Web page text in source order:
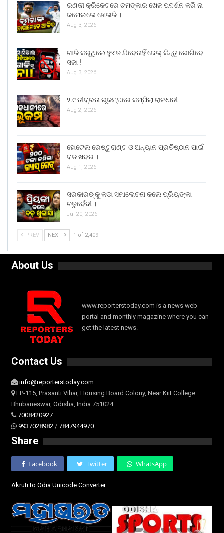
ରଣଜୀ କ୍ରିକେଟରେ ଚମତ୍କାର ଖେଳ ପଦର୍ଶନ କରି ନା
କମେଇଲେ ଖେଳାଳି ।
Aug 3, 2026
ଗାଳି କରୁଥିଲେ ହୁଏତ ଯିବେନାହିଁ ଜେଲ୍ କିନ୍ତୁ ଭୋଗିବେ
ସଜା !
Aug 3, 2026
୨.୯ ତୀବ୍ରତା ଭୂକମ୍ପରେ କମ୍ପିଲା ରାଜଧାନୀ
Aug 2, 2026
ହୋଟେଲ ରେଷ୍ଟୁରାଣ୍ଟ ଓ ଅନ୍ୟାନ ପ୍ରତିଷ୍ଠାନ ପାଇଁ
ବଡ ଖବର ।
Aug 1, 2026
ସରକାରଙ୍କୁ କଡା ସମାଲୋଚନା କଲେ ପ୍ରିୟଙ୍କା
ଚତୁର୍ବେଦୀ ।
Jul 20, 2026
PREV NEXT 1 of 2,409
About Us
www.reporterstoday.com is a news web
portal and monthly magazine where you can
get the latest news.
Contact Us
info@reporterstoday.com
LP-115, Prasanti Vihar, Housing Board Colony, Near Kiit College
Bhubaneswar, Odisha, India 751024
7008420927
9937028982 / 7847944970
Share
Facebook Twitter WhatsApp
Akruti to Odia Unicode Converter